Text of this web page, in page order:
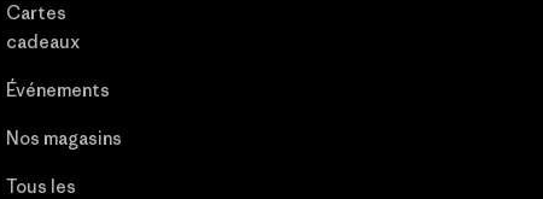
Cartes
cadeaux
Événements
Nos magasins
Tous les